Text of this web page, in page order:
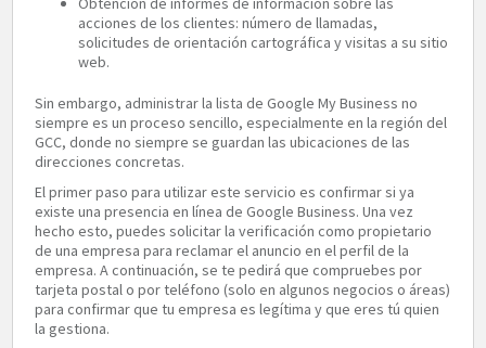
acciones de los clientes: número de llamadas,
solicitudes de orientación cartográfica y visitas a su sitio
web.
Sin embargo, administrar la lista de Google My Business no
siempre es un proceso sencillo, especialmente en la región del
GCC, donde no siempre se guardan las ubicaciones de las
direcciones concretas.
El primer paso para utilizar este servicio es confirmar si ya
existe una presencia en línea de Google Business. Una vez
hecho esto, puedes solicitar la verificación como propietario
de una empresa para reclamar el anuncio en el perfil de la
empresa. A continuación, se te pedirá que compruebes por
tarjeta postal o por teléfono (solo en algunos negocios o áreas)
para confirmar que tu empresa es legítima y que eres tú quien
la gestiona.